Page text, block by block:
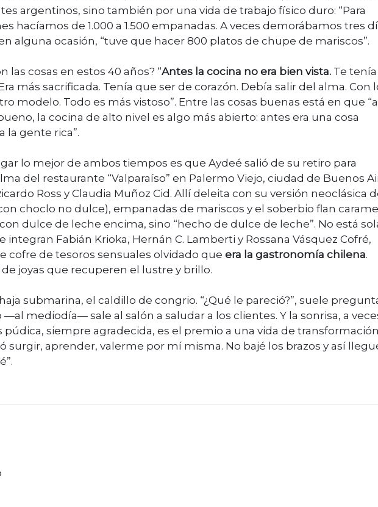
argentinos, sino también por una vida de trabajo físico duro: “Para
hacíamos de 1.000 a 1.500 empanadas. A veces demorábamos tres
alguna ocasión, “tuve que hacer 800 platos de chupe de mariscos”.
las cosas en estos 40 años? “Antes la cocina no era bien vista. Te
más sacrificada. Tenía que ser de corazón. Debía salir del alma. Con
modelo. Todo es más vistoso”. Entre las cosas buenas está en que
la cocina de alto nivel es algo más abierto: antes era una cosa
la gente rica”.
lo mejor de ambos tiempos es que Aydeé salió de su retiro para
del restaurante “Valparaíso” en Palermo Viejo, ciudad de Buenos
Ross y Claudia Muñoz Cid. Allí deleita con su versión neoclásica
choclo no dulce), empanadas de mariscos y el soberbio flan
dulce de leche encima, sino “hecho de dulce de leche”. No está
integran Fabián Krioka, Hernán C. Lamberti y Rossana Vásquez Cofré,
cofre de tesoros sensuales olvidado que era la gastronomía chilena.
joyas que recuperen el lustre y brillo.
submarina, el caldillo de congrio. “¿Qué le pareció?”, suele
mediodía— sale al salón a saludar a los clientes. Y la sonrisa, a
púdica, siempre agradecida, es el premio a una vida de
surgir, aprender, valerme por mí misma. No bajé los brazos y así